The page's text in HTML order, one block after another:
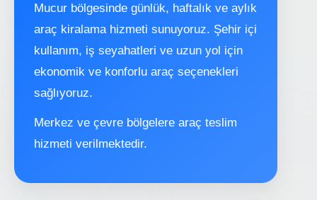
Mucur bölgesinde günlük, haftalık ve aylık
araç kiralama hizmeti sunuyoruz. Şehir içi
kullanım, iş seyahatleri ve uzun yol için
ekonomik ve konforlu araç seçenekleri
sağlıyoruz.
Merkez ve çevre bölgelere araç teslim
hizmeti verilmektedir.